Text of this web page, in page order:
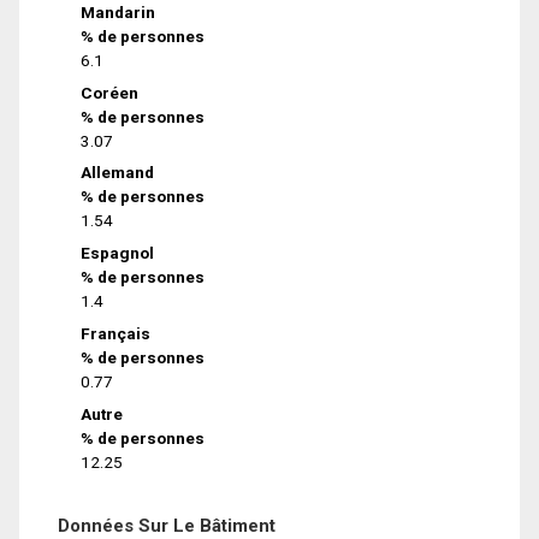
Mandarin
% de personnes
6.1
Coréen
% de personnes
3.07
Allemand
% de personnes
1.54
Espagnol
% de personnes
1.4
Français
% de personnes
0.77
Autre
% de personnes
12.25
Données Sur Le Bâtiment